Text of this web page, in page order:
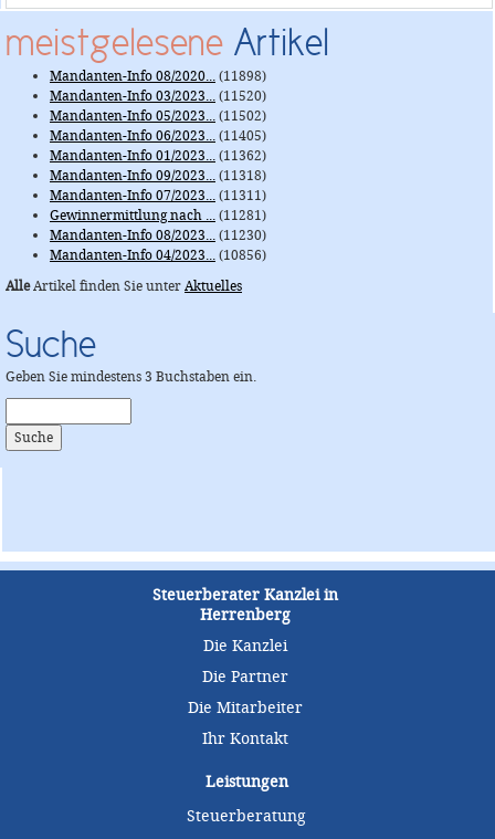
meistgelesene Artikel
Mandanten-Info 08/2020...(11898)
Mandanten-Info 03/2023...(11520)
Mandanten-Info 05/2023...(11502)
Mandanten-Info 06/2023...(11405)
Mandanten-Info 01/2023...(11362)
Mandanten-Info 09/2023...(11318)
Mandanten-Info 07/2023...(11311)
Gewinnermittlung nach ...(11281)
Mandanten-Info 08/2023...(11230)
Mandanten-Info 04/2023...(10856)
AlleArtikel finden Sie unterAktuelles
Suche
Geben Sie mindestens 3 Buchstaben ein.
Steuerberater Kanzlei in
Herrenberg
Die Kanzlei
Die Partner
Die Mitarbeiter
Ihr Kontakt
Leistungen
Steuerberatung